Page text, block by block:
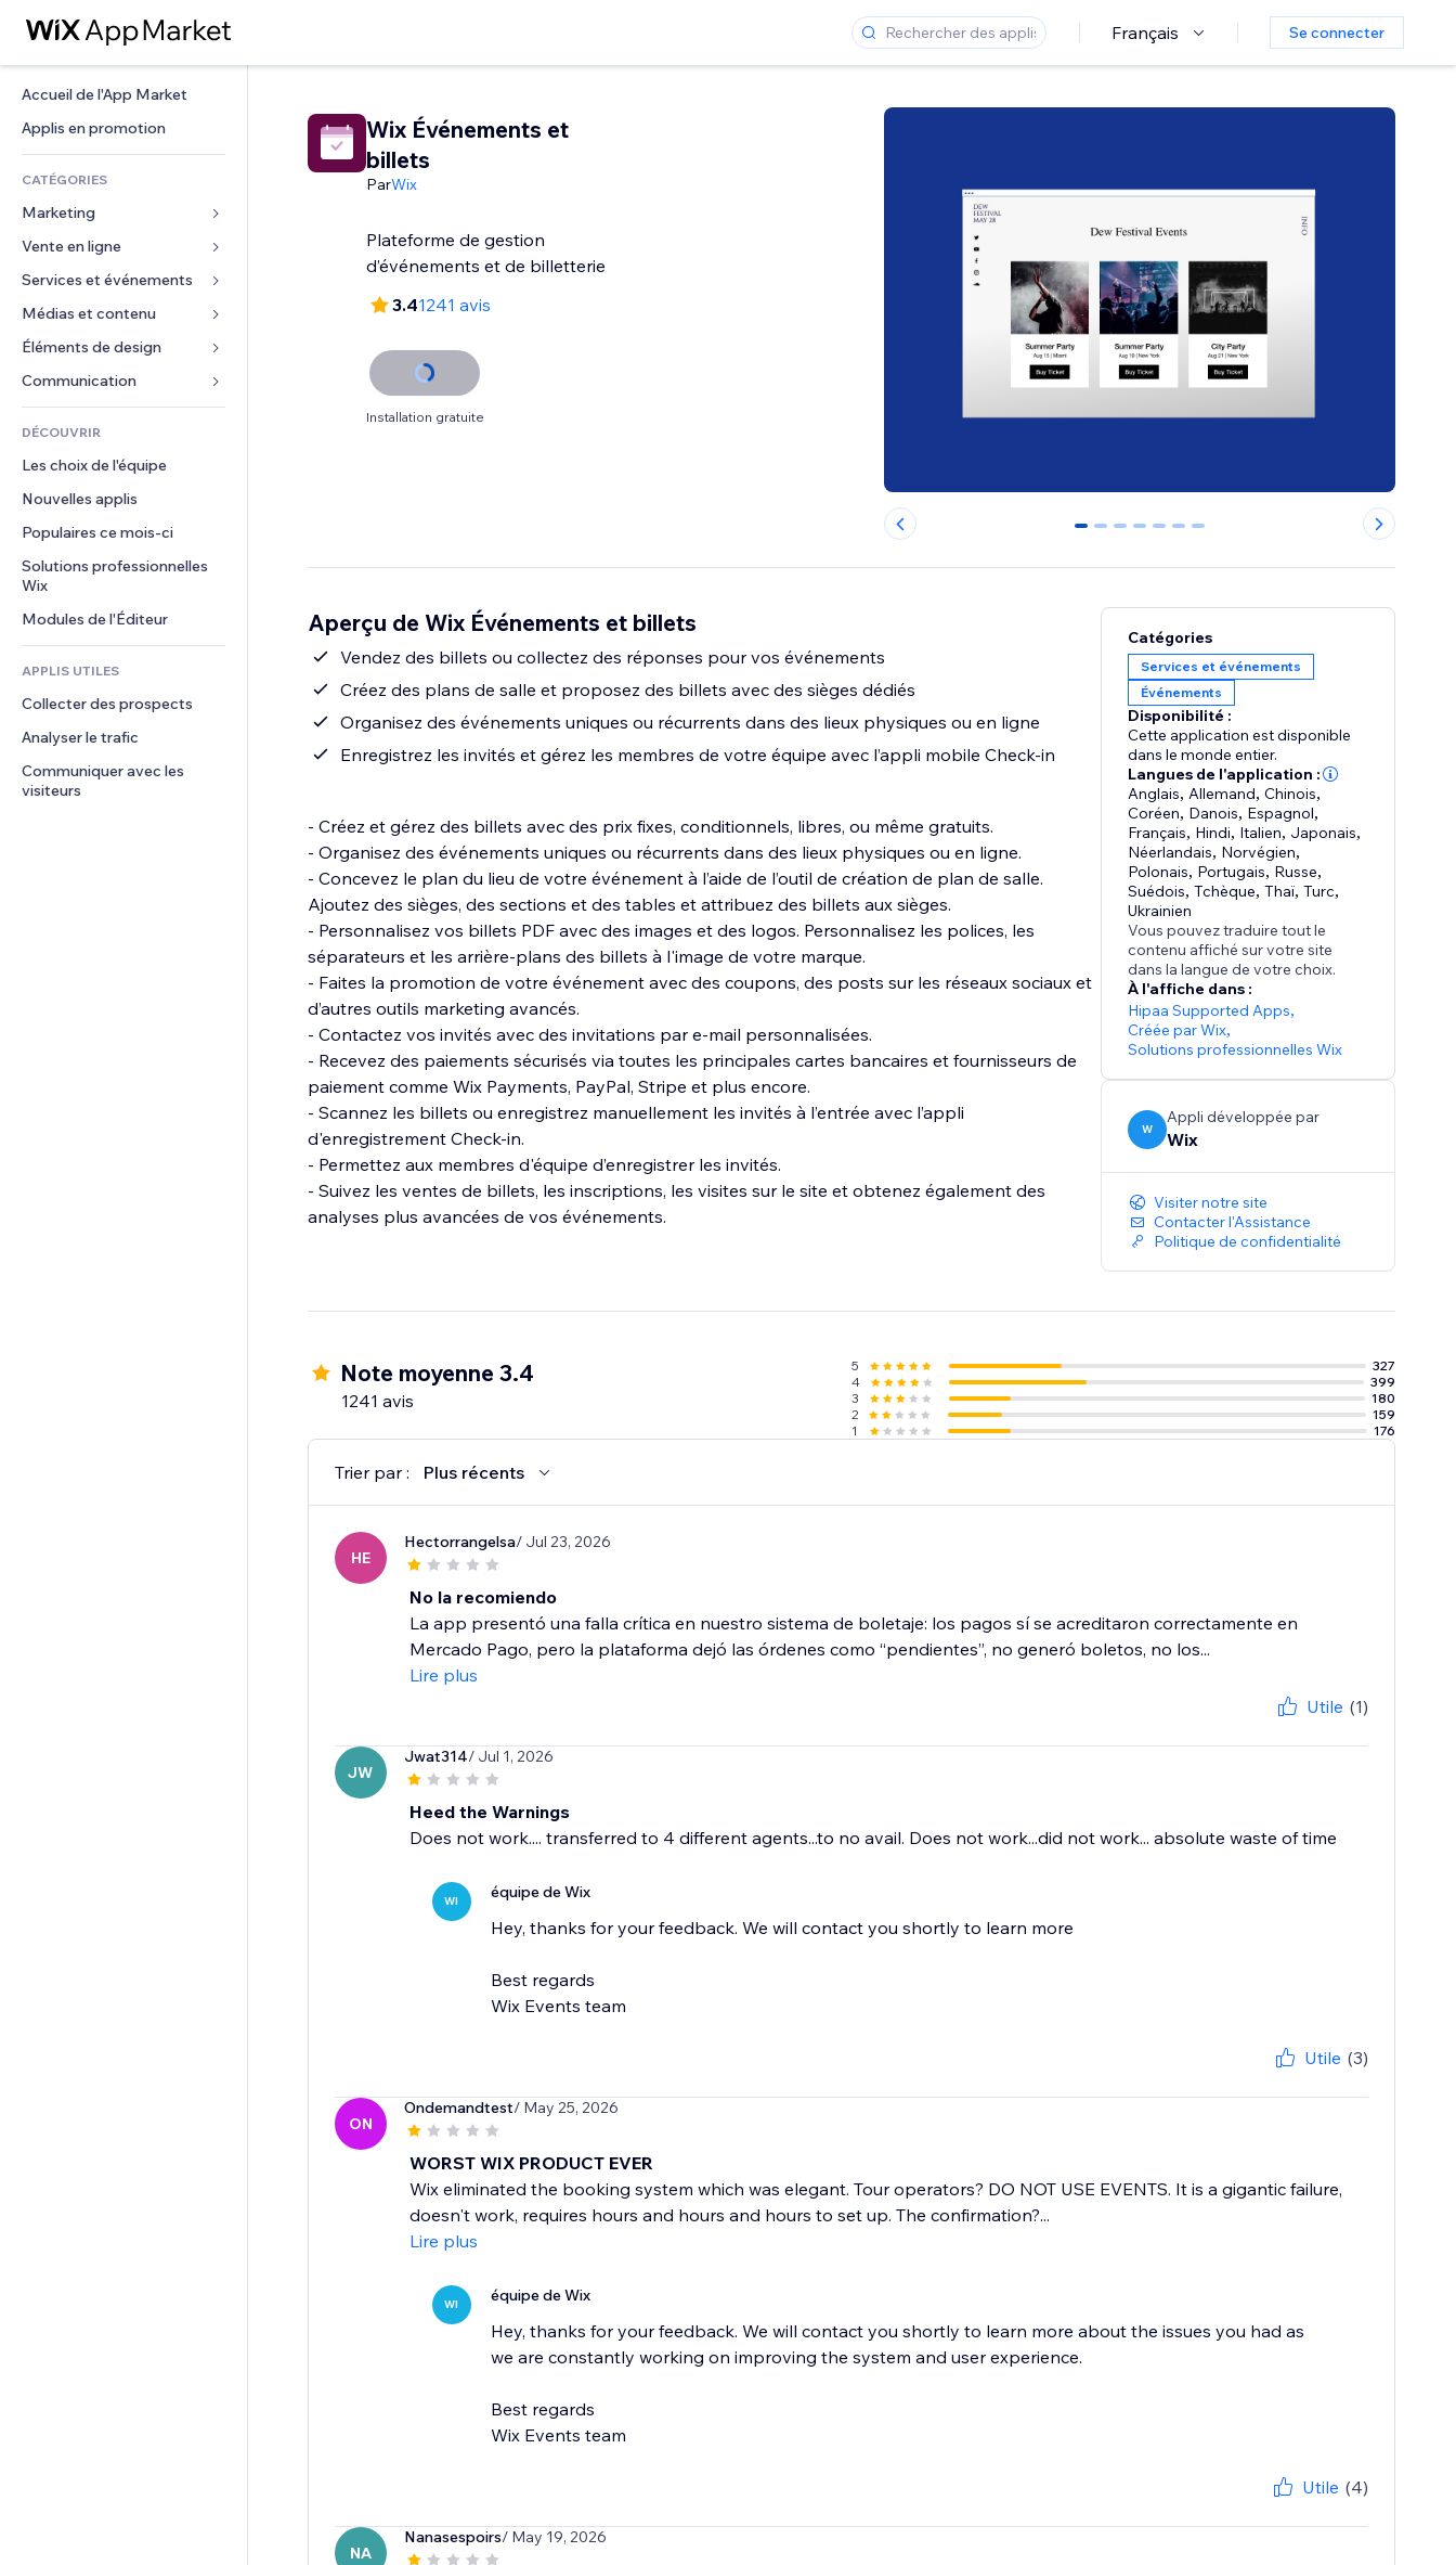
Français Se connecter
Accueil de l'App Market
Applis en promotion
CATÉGORIES
Marketing
Publicités
Mobile
Données analytiques
Réseaux sociaux
Classement de sites
E-mail
Vente en ligne
Applis pour les boutiques
Expédition et livraison
Boutons Vente
Comptabilité
Coupons et fidélisation
Solutions d'entreposage
Financement participatif
Alimentation et boissons
Services et événements
Hôtels
Événements
Restaurants
Immobilier
Réservations
Médias et contenu
Galerie
Musique
Podcasts
Photographie
Vidéo
PDF
Partage de fichiers
Actualités
Services de contenu
Effets de texte
Éléments de design
Cartes et navigation
Confidentialité
Horloge
Modèles de pages
Effets sur images
Boutons et menus
Bannières et badges
Calculateurs
Rechercher
Formulaires
Sondages
Chat
Commentaires
Téléphone
Communauté
Avis et commentaires
DÉCOUVRIR
Les choix de l'équipe
Nouvelles applis
Populaires ce mois‑ci
Solutions professionnelles
Wix
Modules de l'Éditeur
APPLIS UTILES
Collecter des prospects
Analyser le trafic
Communiquer avec les
visiteurs
Wix Événements et
billets
ParWix
Plateforme de gestion
d’événements et de billetterie
3.41241 avis
Installation gratuite
0 1 2 3 4 5 6
Aperçu de Wix Événements et billets
Vendez des billets ou collectez des réponses pour vos événements
Créez des plans de salle et proposez des billets avec des sièges dédiés
Organisez des événements uniques ou récurrents dans des lieux physiques ou en ligne
Enregistrez les invités et gérez les membres de votre équipe avec l’appli mobile Check-in
- Créez et gérez des billets avec des prix fixes, conditionnels, libres, ou même gratuits.
- Organisez des événements uniques ou récurrents dans des lieux physiques ou en ligne.
- Concevez le plan du lieu de votre événement à l’aide de l’outil de création de plan de salle.
Ajoutez des sièges, des sections et des tables et attribuez des billets aux sièges.
- Personnalisez vos billets PDF avec des images et des logos. Personnalisez les polices, les
séparateurs et les arrière-plans des billets à l'image de votre marque.
- Faites la promotion de votre événement avec des coupons, des posts sur les réseaux sociaux et
d’autres outils marketing avancés.
- Contactez vos invités avec des invitations par e-mail personnalisées.
- Recevez des paiements sécurisés via toutes les principales cartes bancaires et fournisseurs de
paiement comme Wix Payments, PayPal, Stripe et plus encore.
- Scannez les billets ou enregistrez manuellement les invités à l’entrée avec l’appli
d'enregistrement Check-in.
- Permettez aux membres d'équipe d’enregistrer les invités.
- Suivez les ventes de billets, les inscriptions, les visites sur le site et obtenez également des
analyses plus avancées de vos événements.
Catégories
Services et événements
Événements
Disponibilité :
Cette application est disponible
dans le monde entier.
Langues de l'application :
Anglais, Allemand,Chinois,
Coréen, Danois, Espagnol,
Français, Hindi, Italien, Japonais,
Néerlandais, Norvégien,
Polonais, Portugais, Russe,
Suédois,Tchèque,Thaï,Turc,
Ukrainien
Vous pouvez traduire tout le
contenu affiché sur votre site
dans la langue de votre choix.
À l'affiche dans :
Hipaa Supported Apps,
Créée par Wix,
Solutions professionnelles Wix
W
Appli développée par
Wix
Visiter notre site
Contacter l'Assistance
Politique de confidentialité
Note moyenne 3.4
1241 avis
5
327
4
399
3
180
2
159
1
176
Trier par : Plus récents
HE
Hectorrangelsa/ Jul 23, 2026
No la recomiendo
La app presentó una falla crítica en nuestro sistema de boletaje: los pagos sí se acreditaron correctamente en
Mercado Pago, pero la plataforma dejó las órdenes como “pendientes”, no generó boletos, no los...
Lire plus
Utile (1)
JW
Jwat314/ Jul 1, 2026
Heed the Warnings
Does not work.... transferred to 4 different agents...to no avail. Does not work...did not work... absolute waste of time
WI équipe de Wix
Hey, thanks for your feedback. We will contact you shortly to learn more
Best regards
Wix Events team
Utile (3)
ON
Ondemandtest/ May 25, 2026
WORST WIX PRODUCT EVER
Wix eliminated the booking system which was elegant. Tour operators? DO NOT USE EVENTS. It is a gigantic failure,
doesn't work, requires hours and hours and hours to set up. The confirmation?...
Lire plus
WI équipe de Wix
Hey, thanks for your feedback. We will contact you shortly to learn more about the issues you had as
we are constantly working on improving the system and user experience.
Best regards
Wix Events team
Utile (4)
NA
Nanasespoirs/ May 19, 2026